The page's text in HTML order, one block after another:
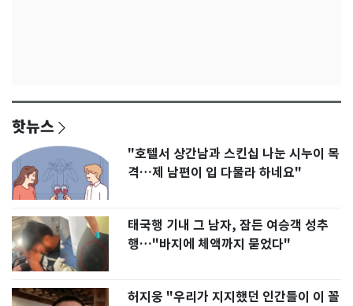
핫뉴스
"호텔서 상간남과 스킨십 나눈 시누이 목
격…제 남편이 입 다물라 하네요"
태국행 기내 그 남자, 잠든 여승객 성추
행…"바지에 체액까지 묻었다"
허지웅 "우리가 지지했던 인간들이 이 꼴